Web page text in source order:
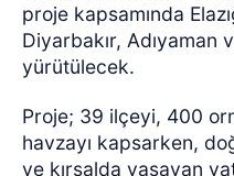
proje kapsamında
Diyarbakır, Adıyaman
yürütülecek.
Proje; 39 ilçeyi, 400
havzayı kapsarken,
ve kırsalda yaşayan